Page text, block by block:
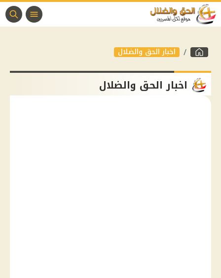
اخبار الحق والضلال
اخبار الحق والضلال